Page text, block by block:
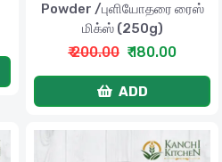
Powder /புளியோதரை ரைஸ்
மிக்ஸ் (250g)
₹ 200.00 ₹ 180.00
ADD